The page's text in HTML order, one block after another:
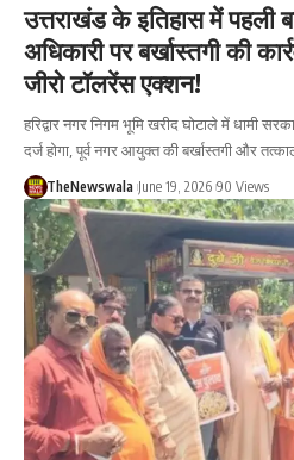
उत्तराखंड के इतिहास में पहली
अधिकारी पर बर्खास्तगी की
जीरो टॉलरेंस एक्शन!
हरिद्वार नगर निगम भूमि खरीद घोटाले में धामी
दर्ज होगा, पूर्व नगर आयुक्त की बर्खास्तगी और
TheNewswala June 19, 2026 90 Views